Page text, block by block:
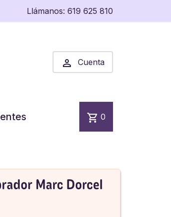
Llámanos: 619 625 810
 Cuenta
shopping_cart 0
Marc Dorcel